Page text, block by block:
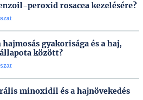
peroxid rosacea kezelésére?
hajmosás gyakorisága és a haj,
között?
minoxidil és a hajnövekedés